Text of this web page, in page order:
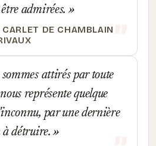
admirées.
CARLET DE CHAMBLAIN
attirés par toute
représente quelque
par une dernière
à détruire.